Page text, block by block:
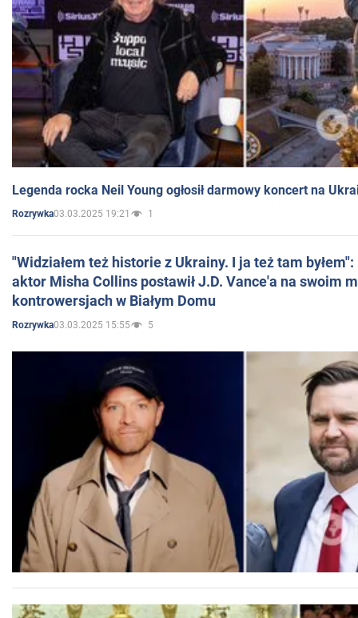
Legenda rocka Neil Young ogłosił darmowy koncert na
Rozrywka03.03.2025 19:21 1
"Widziałem też historie z Ukrainy. I ja też tam
aktor Misha Collins postawił J.D. Vance'a na swoim
kontrowersjach w Białym Domu
Rozrywka03.03.2025 15:55 5